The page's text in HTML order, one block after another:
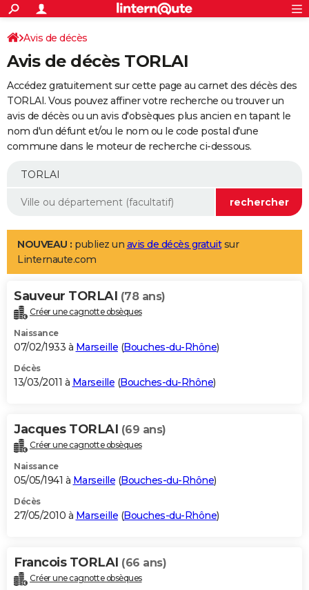
ACTUALITÉS
Politique
Société
Faits Divers
Education
Monde
Villes
+
SPORT
Coupe du monde 2026
Football
Tennis
Cyclisme
Rugby
Forum
Programme TV
TNT
Streaming
Cinéma
Sorties cinéma
Musique
+
FINANCE
Retraite
Epargne
Immobilier
Risques naturels par ville
Banque
Assurance
AUTO
Essais
Réserver un essai
Citadines
Berlines
SUV
Forum auto
+
Mobiles
Meilleur smartphone
Internet
Ordinateurs
Jeux vidéo
Guide high-tech
Aménagement intérieur
LIFESTYLE
Art de vivre
Bien-être
Loisirs
Mode
Modes de vie
Alimentation
Guide de la santé
Maladies
Médicaments
Sommeil
VOYAGE
Destinations
City break
Voyage nature
Voyage de noces
Forum
Climat
+PHOTO
GUIDES D'ACHAT
BONS PLANS
Carte de Noël
Carte Bonne année
Carte Saint-Valentin
Carte Pâques
Carte d'anniversaire
DICTIONNAIRE
Dictionnaire
Biographies
Citations
Expressions
Proverbes
PROGRAMME TV
S'inscrire
Se connecter
Lycées
Collèges
Primaires
Universités
Entreprises
Service militaire
Avis de recherche
AVIS DE DÉCÈS
Bricolage
Lifestyle
Culture
Sport
Auto
Television
Voyage
Cinema
Avis de décès
Avis de décès TORLAI
Accédez gratuitement sur cette page au carnet des décès des
TORLAI. Vous pouvez affiner votre recherche ou trouver un
avis de décès ou un avis d'obsèques plus ancien en tapant le
nom d'un défunt et/ou le nom ou le code postal d'une
commune dans le moteur de recherche ci-dessous.
NOUVEAU : publiez un avis de décès gratuitsur
Linternaute.com
Sauveur TORLAI (78 ans)
Créer une cagnotte obsèques
Naissance
07/02/1933 à Marseille (Bouches-du-Rhône)
Décès
13/03/2011 à Marseille (Bouches-du-Rhône)
Jacques TORLAI (69 ans)
Créer une cagnotte obsèques
Naissance
05/05/1941 à Marseille (Bouches-du-Rhône)
Décès
27/05/2010 à Marseille (Bouches-du-Rhône)
Francois TORLAI (66 ans)
Créer une cagnotte obsèques